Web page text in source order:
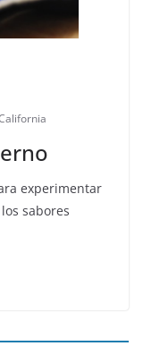
experimentar
sabores